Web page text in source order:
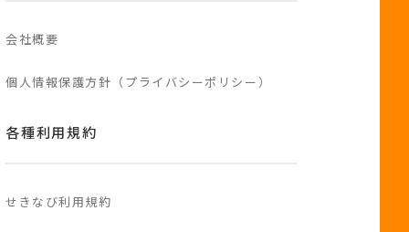
会社概要
個人情報保護方針（プライバシーポリシー）
各種利用規約
せきなび利用規約